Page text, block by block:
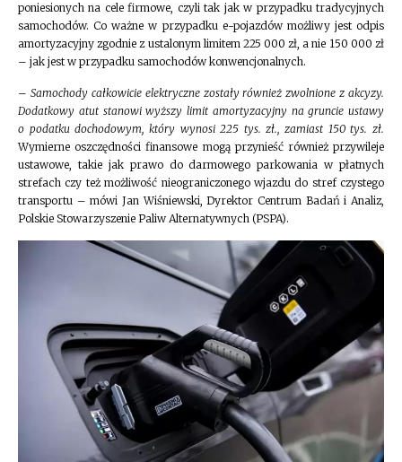
poniesionych na cele firmowe, czyli tak jak w przypadku tradycyjnych
samochodów. Co ważne w przypadku e-pojazdów możliwy jest odpis
amortyzacyjny zgodnie z ustalonym limitem 225 000 zł, a nie 150 000 zł
– jak jest w przypadku samochodów konwencjonalnych.
– Samochody całkowicie elektryczne zostały również zwolnione z akcyzy.
Dodatkowy atut stanowi wyższy limit amortyzacyjny na gruncie ustawy
o podatku dochodowym, który wynosi 225 tys. zł., zamiast 150 tys. zł.
Wymierne oszczędności finansowe mogą przynieść również przywileje
ustawowe, takie jak prawo do darmowego parkowania w płatnych
strefach czy też możliwość nieograniczonego wjazdu do stref czystego
transportu – mówi Jan Wiśniewski, Dyrektor Centrum Badań i Analiz,
Polskie Stowarzyszenie Paliw Alternatywnych (PSPA).